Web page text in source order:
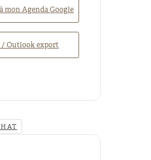
mon Agenda Google
/ Outlook export